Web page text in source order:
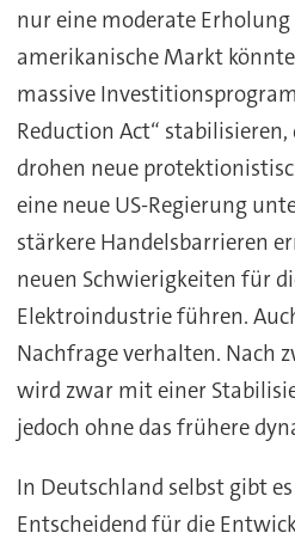
nur eine moderate Erholung
amerikanische Markt
massive
Reduction Act“
drohen neue
eine neue US-Regierung
stärkere Handelsbarrieren
neuen Schwierigkeiten für
Elektroindustrie führen.
Nachfrage verhalten. Nach
wird zwar mit einer
jedoch ohne das frühere
In Deutschland selbst gibt
Entscheidend für die